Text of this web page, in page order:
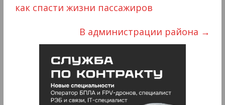
как спасти жизни пассажиров
В администрации района →